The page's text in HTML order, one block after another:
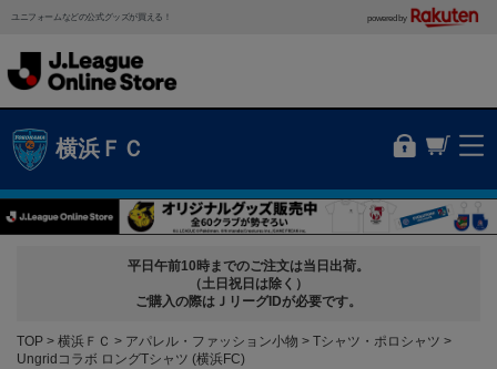
ユニフォームなどの公式グッズが買える！ powered by
横浜ＦＣ
平日午前10時までのご注文は当日出荷。
（土日祝日は除く）
ご購入の際はＪリーグIDが必要です。
TOP 横浜ＦＣ アパレル・ファッション小物
Tシャツ・ポロシャツ
Ungridコラボ ロングTシャツ (横浜FC)